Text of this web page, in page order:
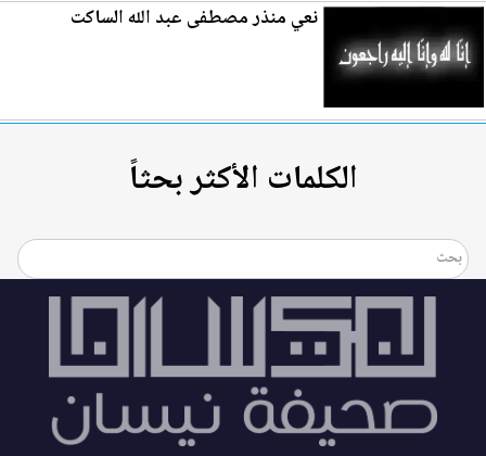
نعي منذر مصطفى عبد الله الساكت
الكلمات الأكثر بحثاً